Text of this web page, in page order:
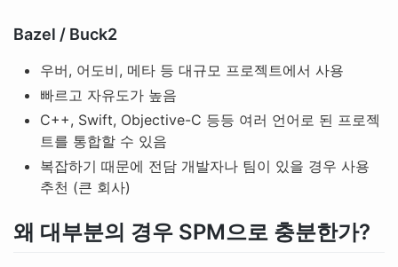
Bazel / Buck2
우버, 어도비, 메타 등 대규모 프로젝트에서 사용
빠르고 자유도가 높음
C++, Swift, Objective-C 등등 여러 언어로 된 프로젝
트를 통합할 수 있음
복잡하기 때문에 전담 개발자나 팀이 있을 경우 사용
추천 (큰 회사)
왜 대부분의 경우 SPM으로 충분한가?